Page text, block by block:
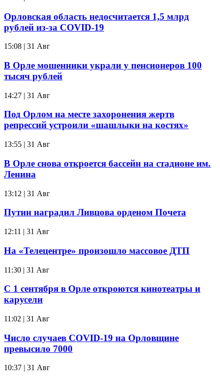
Орловская область недосчитается 1,5 млрд
рублей из-за COVID-19
15:08 | 31 Авг
В Орле мошенники украли у пенсионеров 100
тысяч рублей
14:27 | 31 Авг
Под Орлом на месте захоронения жертв
репрессий устроили «шашлыки на костях»
13:55 | 31 Авг
В Орле снова откроется бассейн на стадионе им.
Ленина
13:12 | 31 Авг
Путин наградил Ливцова орденом Почета
12:11 | 31 Авг
На «Телецентре» произошло массовое ДТП
11:30 | 31 Авг
С 1 сентября в Орле откроются кинотеатры и
карусели
11:02 | 31 Авг
Число случаев COVID-19 на Орловщине
превысило 7000
10:37 | 31 Авг